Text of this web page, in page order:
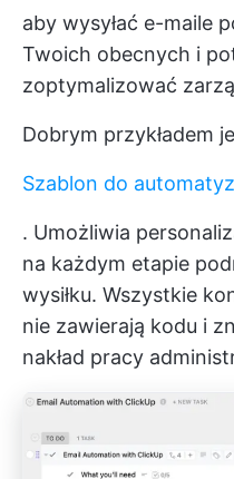
aby wysyłać e-maile
Twoich obecnych i
zoptymalizować
Dobrym przykładem
Szablon do
. Umożliwia
na każdym etapie
wysiłku. Wszystkie
nie zawierają kodu i
nakład pracy